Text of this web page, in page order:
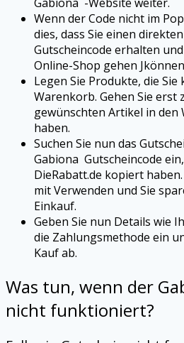
Wenn der Code nicht im
dies, dass Sie einen
Gutscheincode erhalten
Online-Shop gehen
Legen Sie Produkte, die
Warenkorb. Gehen Sie erst
gewünschten Artikel in
haben.
Suchen Sie nun das
Gabiona Gutscheincode
DieRabatt.de kopiert
mit Verwenden und Sie
Einkauf.
Geben Sie nun Details wie
die Zahlungsmethode ein
Kauf ab.
Was tun, wenn der
nicht funktioniert?